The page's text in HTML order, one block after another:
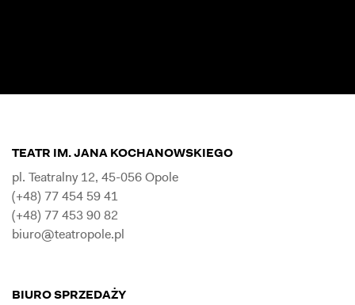
TEATR IM. JANA KOCHANOWSKIEGO
pl. Teatralny 12, 45-056 Opole
(+48) 77 454 59 41
(+48) 77 453 90 82
biuro@teatropole.pl
BIURO SPRZEDAŻY